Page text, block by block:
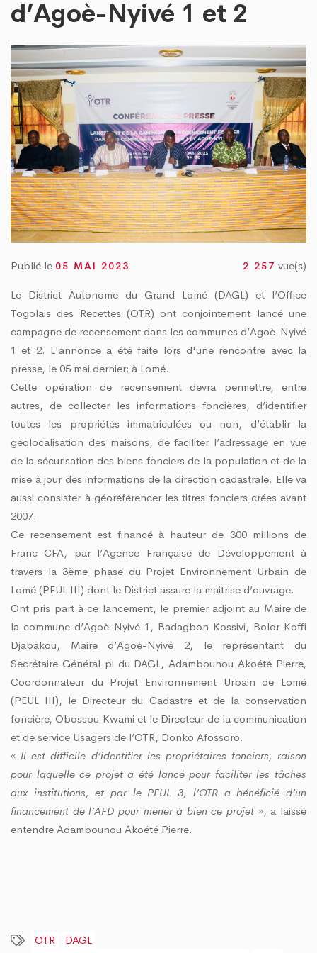
TOGO PROPRE » : LE DAGL SUPPRIME UN DÉPOTOIR SAUVAGE DANS LA
DU PEUL III : DES ÉQUIPEMENTS SPORTIFS OFFERTS AUX COMMUNES DU
d’Agoè-Nyivé 1 et 2
Publié le 05 MAI 2023 2 257 vue(s)
Le District Autonome du Grand Lomé (DAGL) et l’Office
Togolais des Recettes (OTR) ont conjointement lancé une
campagne de recensement dans les communes d’Agoè-Nyivé
1 et 2. L'annonce a été faite lors d'une rencontre avec la
presse, le 05 mai dernier; à Lomé.
Cette opération de recensement devra permettre, entre
autres, de collecter les informations foncières, d’identifier
toutes les propriétés immatriculées ou non, d’établir la
géolocalisation des maisons, de faciliter l’adressage en vue
de la sécurisation des biens fonciers de la population et de la
mise à jour des informations de la direction cadastrale. Elle va
aussi consister à géoréférencer les titres fonciers crées avant
2007.
Ce recensement est financé à hauteur de 300 millions de
Franc CFA, par l’Agence Française de Développement à
travers la 3ème phase du Projet Environnement Urbain de
Lomé (PEUL III) dont le District assure la maitrise d’ouvrage.
Ont pris part à ce lancement, le premier adjoint au Maire de
la commune d’Agoè-Nyivé 1, Badagbon Kossivi, Bolor Koffi
Djabakou, Maire d’Agoè-Nyivé 2, le représentant du
Secrétaire Général pi du DAGL, Adambounou Akoété Pierre,
Coordonnateur du Projet Environnement Urbain de Lomé
(PEUL III), le Directeur du Cadastre et de la conservation
foncière, Obossou Kwami et le Directeur de la communication
et de service Usagers de l’OTR, Donko Afossoro.
« Il est difficile d’identifier les propriétaires fonciers, raison
pour laquelle ce projet a été lancé pour faciliter les tâches
aux institutions, et par le PEUL 3, l’OTR a bénéficié d’un
financement de l’AFD pour mener à bien ce projet », a laissé
entendre Adambounou Akoété Pierre.
OTR
DAGL